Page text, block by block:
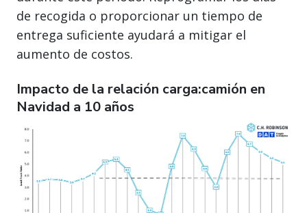
de recogida o proporcionar un tiempo de
entrega suficiente ayudará a mitigar el
aumento de costos.
Impacto de la relación carga:camión en
Navidad a 10 años